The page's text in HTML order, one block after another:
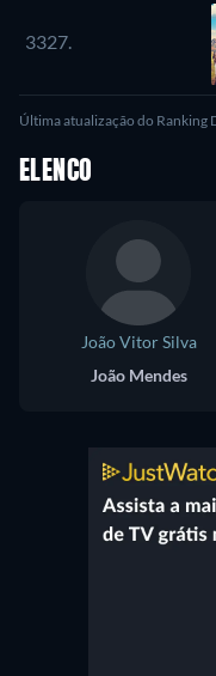
3327.
Última atualização do
ELENCO
João Vitor Silva
João Mendes